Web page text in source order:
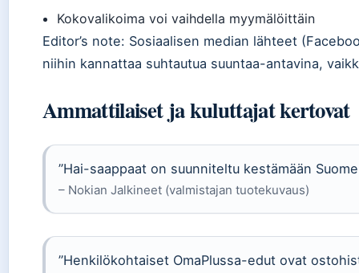
Kokovalikoima voi vaihdella myymälöittäin
Editor’s note: Sosiaalisen median lähteet
niihin kannattaa suhtautua suuntaa-antavina,
Ammattilaiset ja kuluttajat kertovat
”Hai-saappaat on suunniteltu kestämään
– Nokian Jalkineet (valmistajan tuotekuvaus)
”Henkilökohtaiset OmaPlussa-edut ovat